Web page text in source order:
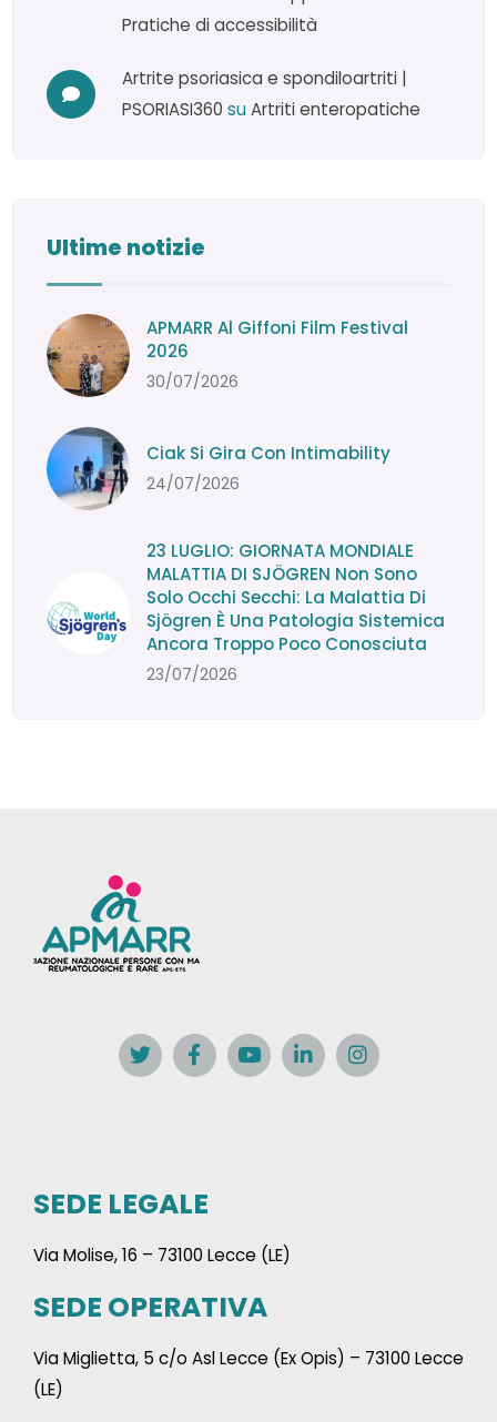
Pratiche di accessibilità
Artrite psoriasica e spondiloartriti |
PSORIASI360 suArtriti enteropatiche
Ultime notizie
APMARR Al Giffoni Film Festival
2026
30/07/2026
Ciak Si Gira Con Intimability
24/07/2026
23 LUGLIO: GIORNATA MONDIALE
MALATTIA DI SJÖGREN Non Sono
Solo Occhi Secchi: La Malattia Di
Sjögren È Una Patologia Sistemica
Ancora Troppo Poco Conosciuta
23/07/2026
SEDE LEGALE
Via Molise, 16 – 73100 Lecce (LE)
SEDE OPERATIVA
Via Miglietta, 5 c/o Asl Lecce (Ex Opis) – 73100 Lecce
(LE)